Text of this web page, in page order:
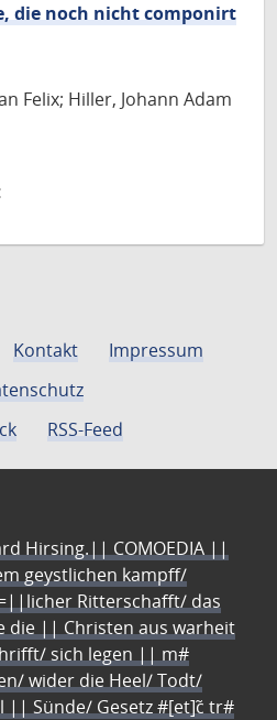
die noch nicht componirt
Felix; Hiller, Johann Adam
Kontakt
Impressum
RSS-Feed
Hirsing.|| COMOEDIA ||
geystlichen kampff/
Ritterschafft/ das
die || Christen aus warheit
sich legen || m#
wider die Heel/ Todt/
|| Sünde/ Gesetz #[et]c̃ tr#